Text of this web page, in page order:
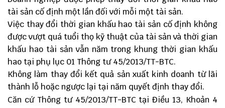
tài sản cố định một lần đối với mỗi một tài sản.
Việc thay đổi thời gian khấu hao tài sản cố định không
được vượt quá tuổi thọ kỹ thuật của tài sản và thời gian
khấu hao tài sản vẫn năm trong khung thời gian khấu
hao tại phụ lục 01 Thông tư 45/2013/TT-BTC.
Không làm thay đổi kết quả sản xuất kinh doanh từ lãi
thành lỗ hoặc ngược lại tại năm quyết định thay đổi.
Căn cứ Thông tư 45/2013/TT-BTC tại Điều 13, Khoản 4